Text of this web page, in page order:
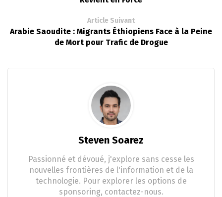
Article Suivant
Arabie Saoudite : Migrants Éthiopiens Face à la Peine
de Mort pour Trafic de Drogue
Steven Soarez
Passionné et dévoué, j'explore sans cesse les
nouvelles frontières de l'information et de la
technologie. Pour explorer les options de
sponsoring, contactez-nous.